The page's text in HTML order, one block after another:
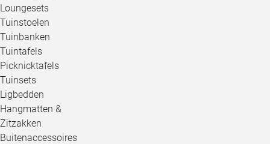
Loungesets
Tuinstoelen
Tuinbanken
Tuintafels
Picknicktafels
Tuinsets
Ligbedden
Hangmatten &
Zitzakken
Buitenaccessoires